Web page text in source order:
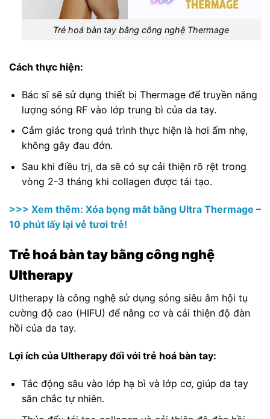
Trẻ hoá bàn tay bằng công nghệ Thermage
Cách thực hiện:
Bác sĩ sẽ sử dụng thiết bị Thermage để truyền năng
lượng sóng RF vào lớp trung bì của da tay.
Cảm giác trong quá trình thực hiện là hơi ấm nhẹ,
không gây đau đớn.
Sau khi điều trị, da sẽ có sự cải thiện rõ rệt trong
vòng 2-3 tháng khi collagen được tái tạo.
>>> Xem thêm: Xóa bọng mắt bằng Ultra Thermage –
10 phút lấy lại vẻ tươi trẻ!
Trẻ hoá bàn tay bằng công nghệ
Ultherapy
Ultherapy là công nghệ sử dụng sóng siêu âm hội tụ
cường độ cao (HIFU) để nâng cơ và cải thiện độ đàn
hồi của da tay.
Lợi ích của Ultherapy đối với trẻ hoá bàn tay:
Tác động sâu vào lớp hạ bì và lớp cơ, giúp da tay
săn chắc tự nhiên.